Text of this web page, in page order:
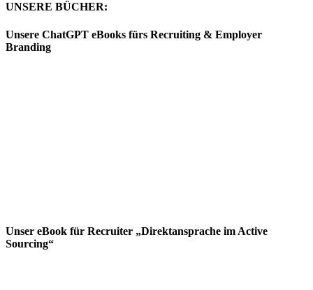
UNSERE BÜCHER:
Unsere ChatGPT eBooks fürs Recruiting & Employer
Branding
Unser eBook für Recruiter „Direktansprache im Active
Sourcing“